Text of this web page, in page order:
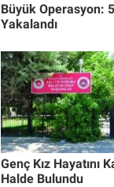
Büyük Operasyon:
Yakalandı
Genç Kız Hayatını
Halde Bulundu